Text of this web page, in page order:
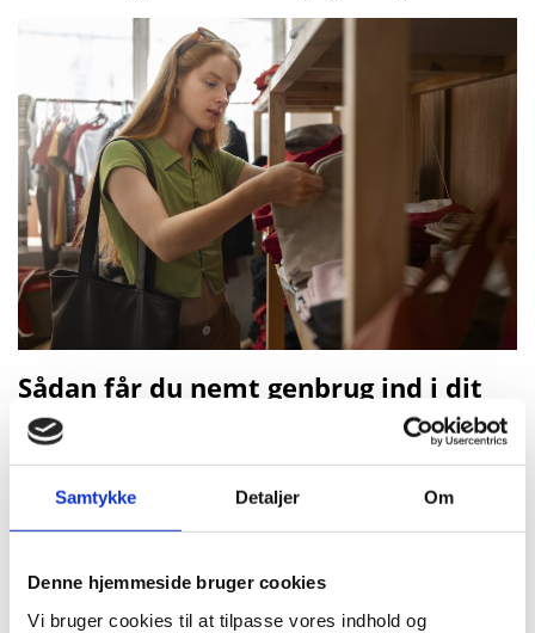
Samtykke Detaljer Om
Denne hjemmeside bruger cookies
Vi bruger cookies til at tilpasse vores indhold og
Sådan får du nemt genbrug ind i dit
hjem
naturlig del af hverdagen. Her er nogle enkle tips til
at komme i gang:
Tænk genbrug, når du mangler noget nyt
Inden du bestiller ting hjem fra nettet, så tag et kig i